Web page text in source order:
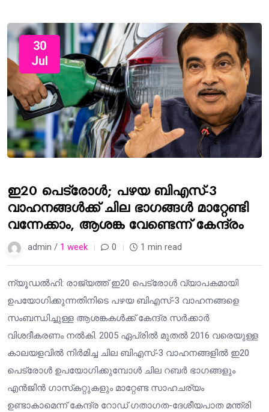
30
Jul
ഇ20 പെട്രോൾ; പഴയ ബിഎസ്-3
വാഹനങ്ങൾക്ക് ചില ഭാഗങ്ങൾ മാറ്റേണ്ടി
വന്നേക്കാം, ആശങ്ക വേണ്ടെന്ന് കേന്ദ്രം
admin / 1 week 0 1 min read
ന്യൂഡൽഹി: രാജ്യത്ത് ഇ20 പെട്രോൾ വ്യാപകമായി
ഉപയോഗിക്കുന്നതിനിടെ പഴയ ബിഎസ്-3 വാഹനങ്ങളെ
സംബന്ധിച്ചുള്ള ആശങ്കകൾക്ക് കേന്ദ്ര സർക്കാർ
വിശദീകരണം നൽകി. 2005 ഏപ്രിൽ മുതൽ 2016 വരെയുള്ള
കാലയളവിൽ നിർമിച്ച ചില ബിഎസ്-3 വാഹനങ്ങളിൽ ഇ20
പെട്രോൾ ഉപയോഗിക്കുമ്പോൾ ചില റബർ ഭാഗങ്ങളും
എൻജിൻ ഗാസ്‌കറ്റുകളും മാറ്റേണ്ട സാഹചര്യം
ഉണ്ടാകാമെന്ന് കേന്ദ്ര റോഡ് ഗതാഗത-ദേശീയപാത മന്ത്രി